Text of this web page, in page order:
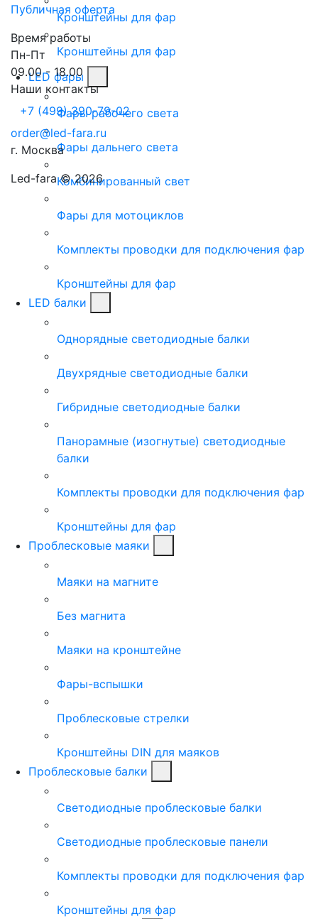
Кронштейны для фар
Кронштейны для фар
LED фары
Фары рабочего света
Фары дальнего света
Комбинированный свет
Фары для мотоциклов
Комплекты проводки для подключения фар
Кронштейны для фар
LED балки
Однорядные светодиодные балки
Двухрядные светодиодные балки
Гибридные светодиодные балки
Панорамные (изогнутые) светодиодные
балки
Комплекты проводки для подключения фар
Кронштейны для фар
Проблесковые маяки
Маяки на магните
Без магнита
Маяки на кронштейне
Фары-вспышки
Проблесковые стрелки
Кронштейны DIN для маяков
Проблесковые балки
Светодиодные проблесковые балки
Светодиодные проблесковые панели
Комплекты проводки для подключения фар
Кронштейны для фар
Публичная оферта
Время работы
Пн-Пт
09.00 - 18.00
Наши контакты
+7 (499) 390-79-02
order@led-fara.ru
г. Москва
Led-fara © 2026